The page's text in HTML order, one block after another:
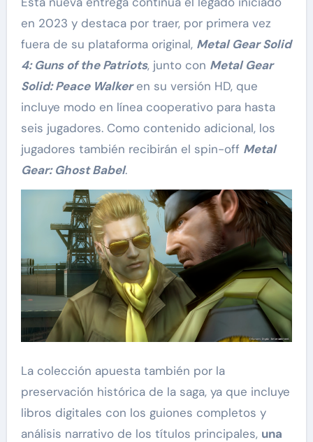
en 2023 y destaca por traer, por primera vez
fuera de su plataforma original, Metal Gear Solid
4: Guns of the Patriots, junto con Metal Gear
Solid: Peace Walker en su versión HD, que
incluye modo en línea cooperativo para hasta
seis jugadores. Como contenido adicional, los
jugadores también recibirán el spin-off Metal
Gear: Ghost Babel.
La colección apuesta también por la
preservación histórica de la saga, ya que incluye
libros digitales con los guiones completos y
análisis narrativo de los títulos principales, una